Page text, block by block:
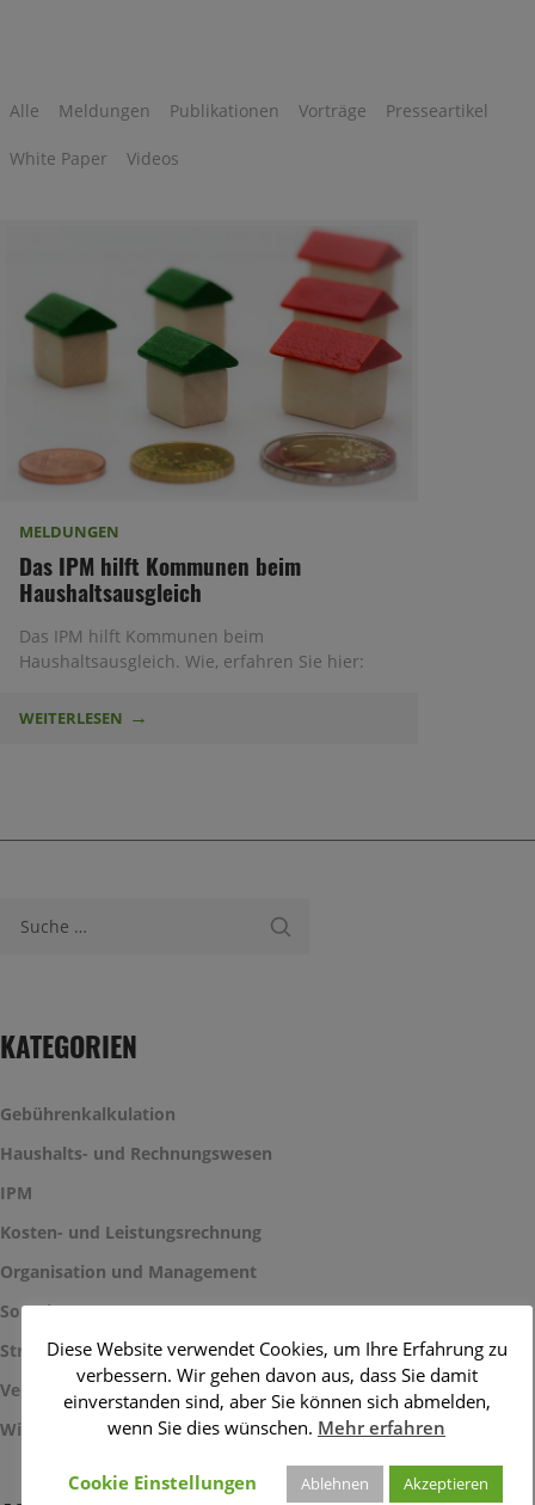
Alle Meldungen Publikationen Vorträge Presseartikel
White Paper Videos
MELDUNGEN
Das IPM hilft Kommunen beim
Haushaltsausgleich
Das IPM hilft Kommunen beim
Haushaltsausgleich. Wie, erfahren Sie hier:
WEITERLESEN
KATEGORIEN
Gebührenkalkulation
Haushalts- und Rechnungswesen
IPM
Kosten- und Leistungsrechnung
Organisation und Management
Sonstiges
Strategie und Haushaltssicherung
Veranstaltungen
Wirtschaftlichkeitsbetrachtungen
Diese Website verwendet Cookies, um Ihre Erfahrung zu
verbessern. Wir gehen davon aus, dass Sie damit
einverstanden sind, aber Sie können sich abmelden,
wenn Sie dies wünschen. Mehr erfahren
Cookie Einstellungen Ablehnen Akzeptieren